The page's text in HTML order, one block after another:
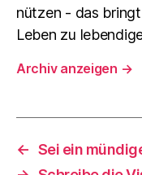
nützen - das
Leben zu
Archiv anzeigen →
← Sei ein